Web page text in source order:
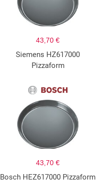
43,70 €
Siemens HZ617000
Pizzaform
43,70 €
Bosch HEZ617000 Pizzaform